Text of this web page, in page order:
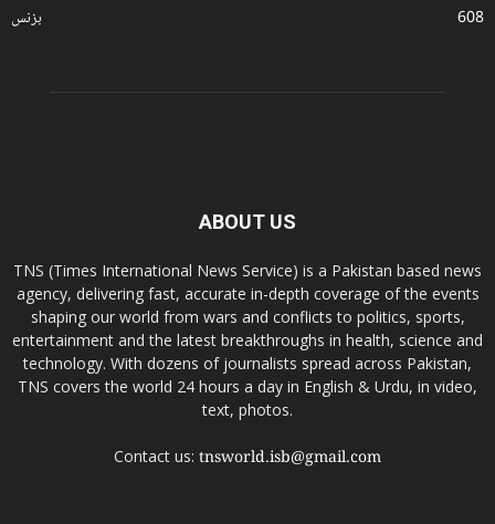
بزنس
608
ABOUT US
TNS (Times International News Service) is a Pakistan based news
agency, delivering fast, accurate in-depth coverage of the events
shaping our world from wars and conflicts to politics, sports,
entertainment and the latest breakthroughs in health, science and
technology. With dozens of journalists spread across Pakistan,
TNS covers the world 24 hours a day in English & Urdu, in video,
text, photos.
Contact us: tnsworld.isb@gmail.com